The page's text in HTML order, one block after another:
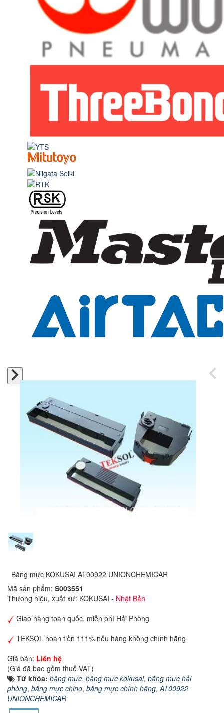
Băng mực KOKUSAI AT00922 UNIONCHEMICAR
Mã sản phẩm: S003551
Thương hiệu, xuất xứ: KOKUSAI - Nhật Bản
Giao hàng toàn quốc, miễn phí Hải Phòng
TEKSOL hoàn tiền 111% nếu hàng không chính hãng
Giá bán: Liên hệ
(Giá đã bao gồm thuế VAT)
Từ khóa: băng mực, băng mực kokusai, băng mực hải
phòng, băng mực chino, băng mực chính hãng,AT00922
UNIONCHEMICAR